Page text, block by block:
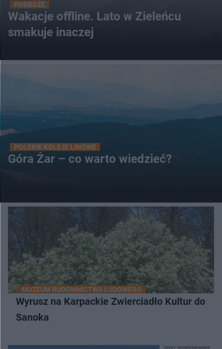
PODRÓŻE
Wakacje offline. Lato w Zieleńcu
smakuje inaczej
POLSKIE KOLEJE LINOWE
Góra Żar – co warto wiedzieć?
MUZEUM BUDOWNICTWA LUDOWEGO
Wyrusz na Karpackie Zwierciadło Kultur do
Sanoka
TEKST SPONSOROWANY